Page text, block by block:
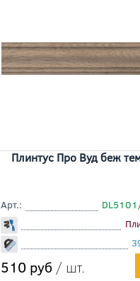
Плинтус Про Вуд беж
Арт.:
510 руб / шт.